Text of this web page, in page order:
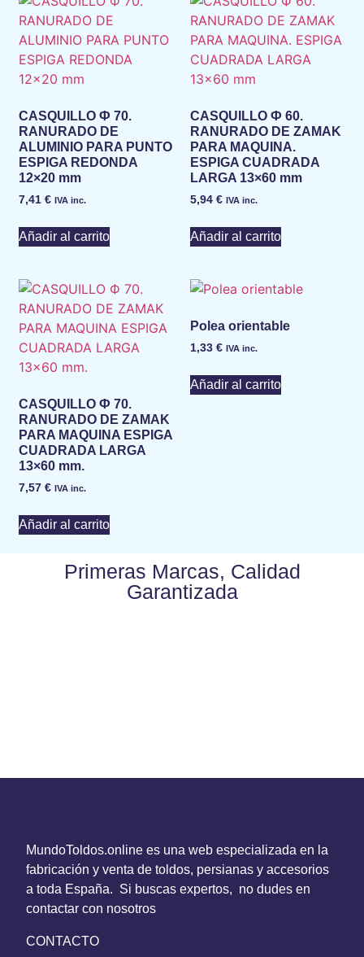
CASQUILLO Ф 70.
RANURADO DE
ALUMINIO PARA PUNTO
ESPIGA REDONDA
12×20 mm
7,41€ IVA inc.
Añadir al carrito
CASQUILLO Ф 60.
RANURADO DE ZAMAK
PARA MAQUINA.
ESPIGA CUADRADA
LARGA 13×60 mm
5,94 € IVA inc.
Añadir al carrito
CASQUILLO Ф 70.
RANURADO DE ZAMAK
PARA MAQUINA ESPIGA
CUADRADA LARGA
13×60 mm.
7,57€ IVA inc.
Añadir al carrito
Polea orientable
1,33 € IVA inc.
Añadir al carrito
Primeras Marcas, Calidad
Garantizada
MundoToldos.online es una web especializada en la
fabricación y venta de toldos, persianas y accesorios
a toda España. Si buscas expertos, no dudes en
contactar con nosotros
CONTACTO